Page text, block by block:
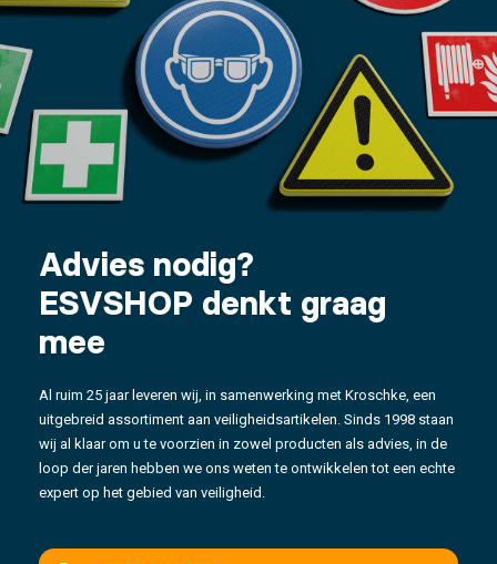
Advies nodig?
ESVSHOP denkt graag
mee
Al ruim 25 jaar leveren wij, in samenwerking met Kroschke, een
uitgebreid assortiment aan veiligheidsartikelen. Sinds 1998 staan
wij al klaar om u te voorzien in zowel producten als advies, in de
loop der jaren hebben we ons weten te ontwikkelen tot een echte
expert op het gebied van veiligheid.